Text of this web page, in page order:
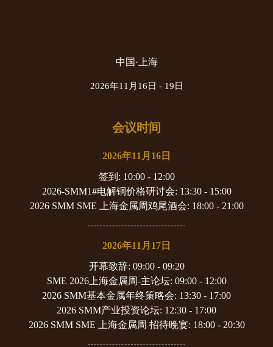
中国·上海
2026年11月16日 - 19日
会议时间
2026年11月16日
签到 : 10:00 - 12:00
2026-SMM1#电解铜价格研讨会: 13:30 - 15:00
2026 SMM SME 上海金属周鸡尾酒会: 18:00 - 21:00
2026年11月17日
开幕致辞: 09:00 - 09:20
SME 2026上海金属周-主论坛: 09:00 - 12:00
2026 SMM基本金属年终策略会: 13:30 - 17:00
2026 SMM产业投资论坛: 12:30 - 17:00
2026 SMM SME 上海金属周 招待晚宴: 18:00 - 20:30